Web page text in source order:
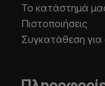
Το κατάστημά
Πιστοποιήσεις
Συγκατάθεση για